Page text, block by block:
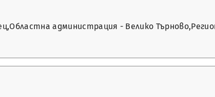
администрация - Велико